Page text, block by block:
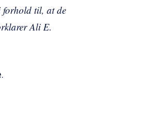
forhold til, at de
Ali E.